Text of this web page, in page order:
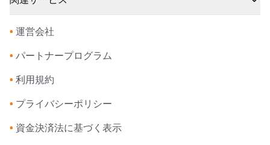
• 運営会社
• パートナープログラム
• 利用規約
• プライバシーポリシー
• 資金決済法に基づく表示